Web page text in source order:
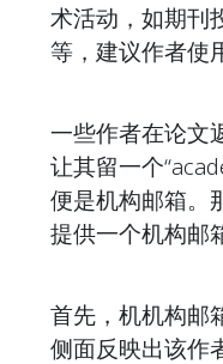
术活动，如期刊
等，建议作者使
一些作者在论文
让其留一个
便是机构邮箱。
提供一个机构邮
首先，机机构邮
侧面反映出该作